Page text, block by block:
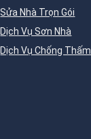
Sửa Nhà Trọn Gói
Dịch Vụ Sơn Nhà
Dịch Vụ Chống Thấm